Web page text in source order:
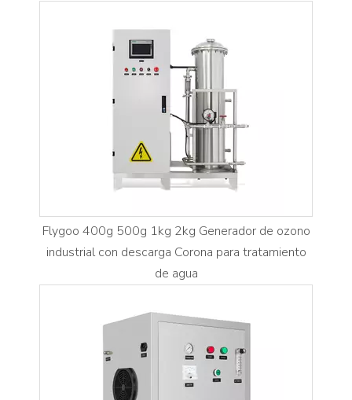
Flygoo 400g 500g 1kg 2kg Generador de ozono
industrial con descarga Corona para tratamiento
de agua